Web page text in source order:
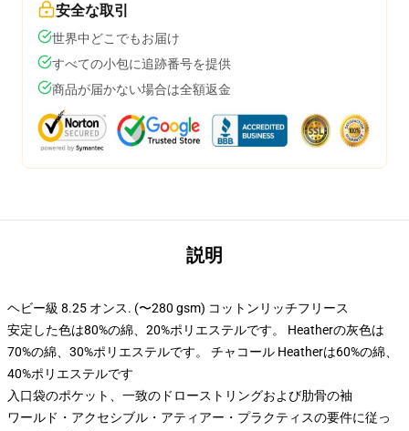
安全な取引
世界中どこでもお届け
すべての小包に追跡番号を提供
商品が届かない場合は全額返金
説明
ヘビー級 8.25 オンス. (〜280 gsm) コットンリッチフリース
安定した色は80%の綿、20%ポリエステルです。 Heatherの灰色は
70%の綿、30%ポリエステルです。 チャコール Heatherは60%の綿、
40%ポリエステルです
入口袋のポケット、一致のドローストリングおよび肋骨の袖
ワールド・アクセシブル・アティアー・プラクティスの要件に従っ